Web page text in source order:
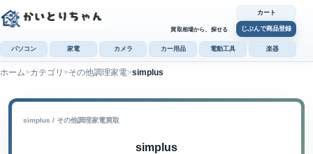
買取相場から、探せる
カート
じぶんで商品登録
パソコン 家電 カメラ カー用品 電動工具 楽器
ホーム カテゴリ その他調理家電 simplus
simplus / その他調理家電買取
simplus